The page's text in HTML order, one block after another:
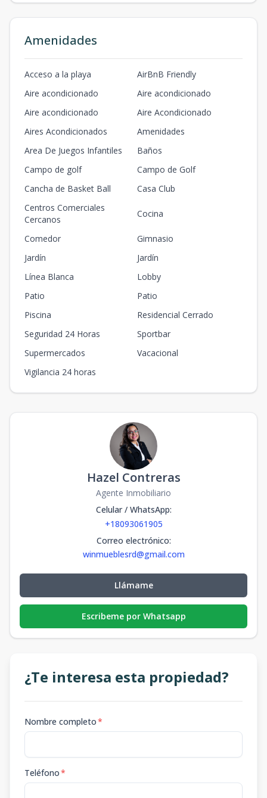
Amenidades
Acceso a la playa
AirBnB Friendly
Aire acondicionado
Aire acondicionado
Aire acondicionado
Aire Acondicionado
Aires Acondicionados
Amenidades
Area De Juegos Infantiles
Baños
Campo de golf
Campo de Golf
Cancha de Basket Ball
Casa Club
Centros Comerciales
Cercanos
Cocina
Comedor
Gimnasio
Jardín
Jardín
Línea Blanca
Lobby
Patio
Patio
Piscina
Residencial Cerrado
Seguridad 24 Horas
Sportbar
Supermercados
Vacacional
Vigilancia 24 horas
Hazel Contreras
Agente Inmobiliario
Celular / WhatsApp:
+18093061905
Correo electrónico:
winmueblesrd@gmail.com
Llámame
Escribeme por Whatsapp
¿Te interesa esta propiedad?
Nombre completo*
Teléfono*